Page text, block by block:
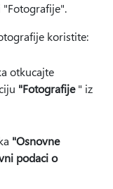
koristite:
otkucajte
"Fotografije" iz
"Osnovne
podaci o